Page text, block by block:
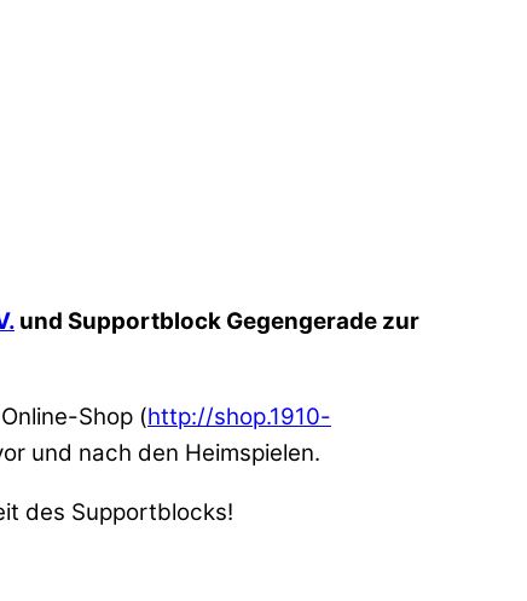
und Supportblock Gegengerade zur
Shop (http://shop.1910-
und nach den Heimspielen.
des Supportblocks!